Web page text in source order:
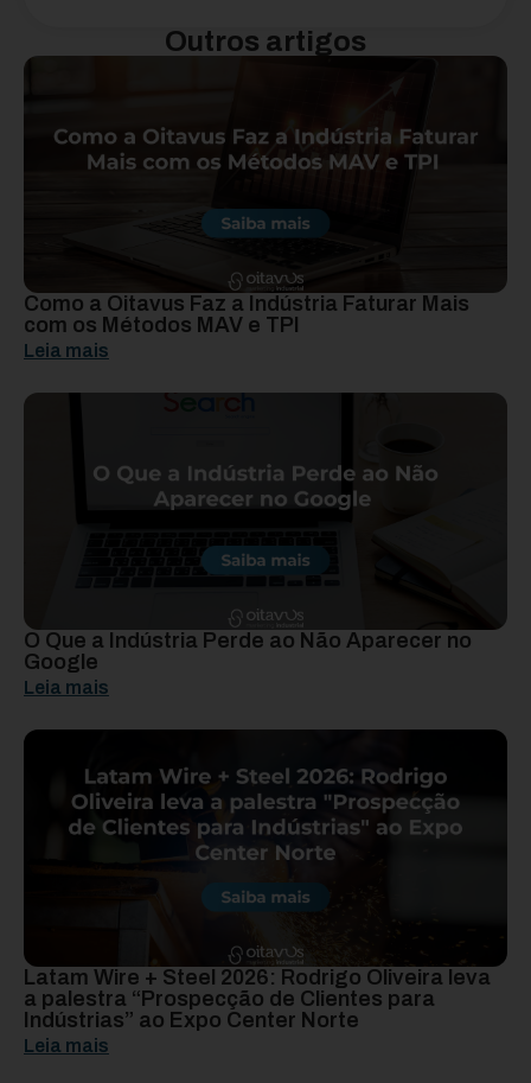
Outros artigos
Como a Oitavus Faz a Indústria Faturar Mais
com os Métodos MAV e TPI
Leia mais
O Que a Indústria Perde ao Não Aparecer no
Google
Leia mais
Latam Wire + Steel 2026: Rodrigo Oliveira leva
a palestra “Prospecção de Clientes para
Indústrias” ao Expo Center Norte
Leia mais